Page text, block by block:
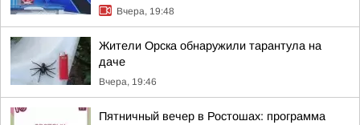
Вчера, 19:48
Жители Орска обнаружили тарантула на
даче
Вчера, 19:46
Пятничный вечер в Ростошах: программа